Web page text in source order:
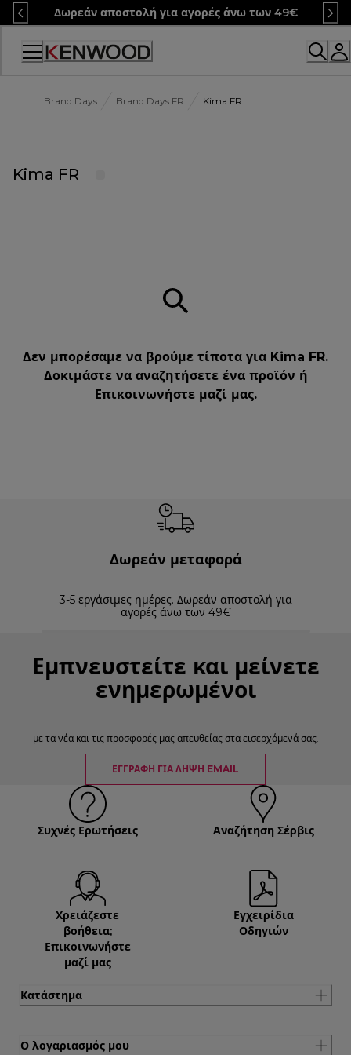
Skip
to
Content
Δωρεάν αποστολή για αγορές άνω των 49€
Brand Days Brand Days FR Kima FR
Kima FR
Δεν μπορέσαμε να βρούμε τίποτα για Kima FR.
Δοκιμάστε να αναζητήσετε ένα προϊόν ή
Επικοινωνήστε μαζί μας.
Δωρεάν μεταφορά
3-5 εργάσιμες ημέρες. Δωρεάν αποστολή για
αγορές άνω των 49€
Εμπνευστείτε και μείνετε
ενημερωμένοι
με τα νέα και τις προσφορές μας απευθείας στα εισερχόμενά σας.
ΕΓΓΡΑΦΉ ΓΙΑ ΛΉΨΗ EMAIL
Συχνές Ερωτήσεις Αναζήτηση Σέρβις
Χρειάζεστε
βοήθεια;
Επικοινωνήστε
μαζί μας
Εγχειρίδια
Οδηγιών
Κατάστημα
Ο λογαριασμός μου